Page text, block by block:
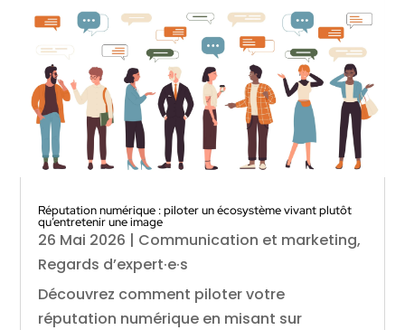
Réputation numérique : piloter un écosystème vivant plutôt
qu’entretenir une image
26 Mai 2026 | Communication et marketing,
Regards d’expert·e·s
Découvrez comment piloter votre
réputation numérique en misant sur